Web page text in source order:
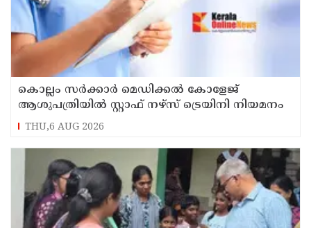
കൊല്ലം സർക്കാർ മെഡിക്കൽ കോളേജ്
ആശുപത്രിയിൽ സ്റ്റാഫ് നഴ്‌സ് ട്രെയിനി നിയമനം
THU,6 AUG 2026